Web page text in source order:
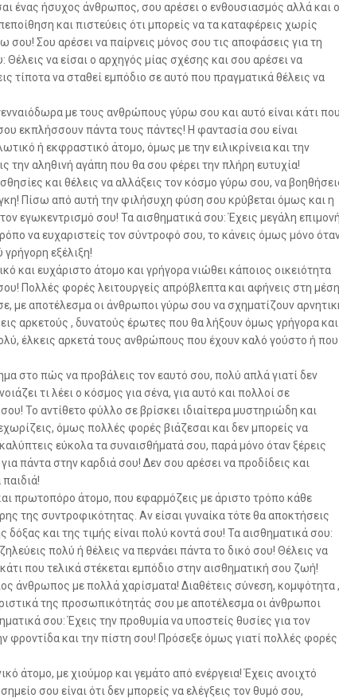
ένας ήσυχος άνθρωπος, σου αρέσει ο ενθουσιασμός αλλά και
και πιστεύεις ότι μπορείς να τα καταφέρεις χωρίς
Σου αρέσει να παίρνεις μόνος σου τις αποφάσεις για τη
να είσαι ο αρχηγός μίας σχέσης και σου αρέσει να
να σταθεί εμπόδιο σε αυτό που πραγματικά θέλεις να
με τους ανθρώπους γύρω σου και αυτό είναι κάτι που
εκπλήσσουν πάντα τους πάντες! Η φαντασία σου είναι
ή εκφραστικό άτομο, όμως με την ειλικρίνεια και την
την αληθινή αγάπη που θα σου φέρει την πλήρη ευτυχία!
και θέλεις να αλλάξεις τον κόσμο γύρω σου, να
Πίσω από αυτή την φιλήσυχη φύση σου κρύβεται όμως και η
εγωκεντρισμό σου! Τα αισθηματικά σου: Έχεις μεγάλη επιμονή
να ευχαριστείς τον σύντροφό σου, το κάνεις όμως μόνο
εξέλιξη!
και ευχάριστο άτομο και γρήγορα νιώθει κάποιος οικειότητα
Πολλές φορές λειτουργείς απρόβλεπτα και αφήνεις στη μέση
με αποτέλεσμα οι άνθρωποι γύρω σου να σχηματίζουν
αρκετούς , δυνατούς έρωτες που θα λήξουν όμως γρήγορα και
έλκεις αρκετά τους ανθρώπους που έχουν καλό γούστο ή που
στο πώς να προβάλεις τον εαυτό σου, πολύ απλά γιατί δεν
τι λέει ο κόσμος για σένα, για αυτό και πολλοί σε
Το αντίθετο φύλλο σε βρίσκει ιδιαίτερα μυστηριώδη και
όμως πολλές φορές βιάζεσαι και δεν μπορείς να
εύκολα τα συναισθήματά σου, παρά μόνο όταν ξέρεις
πάντα στην καρδιά σου! Δεν σου αρέσει να προδίδεις και
πρωτοπόρο άτομο, που εφαρμόζεις με άριστο τρόπο κάθε
της συντροφικότητας. Αν είσαι γυναίκα τότε θα αποκτήσεις
και της τιμής είναι πολύ κοντά σου! Τα αισθηματικά σου:
πολύ ή θέλεις να περνάει πάντα το δικό σου! Θέλεις να
που τελικά στέκεται εμπόδιο στην αισθηματική σου ζωή!
άνθρωπος με πολλά χαρίσματα! Διαθέτεις σύνεση, κομψότητα ,
της προσωπικότητάς σου με αποτέλεσμα οι άνθρωποι
σου: Έχεις την προθυμία να υποστείς θυσίες για τον
φροντίδα και την πίστη σου! Πρόσεξε όμως γιατί πολλές φορές
άτομο, με χιούμορ και γεμάτο από ενέργεια! Έχεις ανοιχτό
σου είναι ότι δεν μπορείς να ελέγξεις τον θυμό σου,